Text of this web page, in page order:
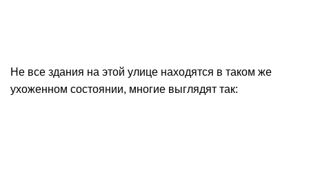
Не все здания на этой улице находятся в таком же
ухоженном состоянии, многие выглядят так: